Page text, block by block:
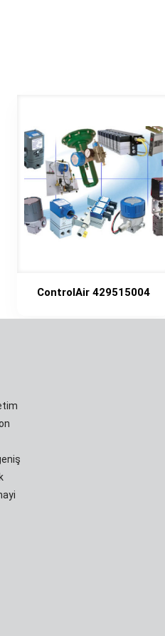
ControlAir 429515004